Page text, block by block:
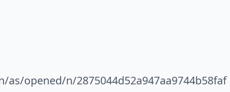
opened/n/2875044d52a947aa9744b58faf